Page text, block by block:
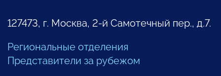
127473, г. Москва, 2-й Самотечный пер., д.7.
Региональные отделения
Представители за рубежом